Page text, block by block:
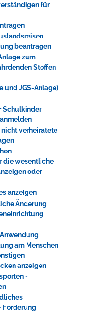
für
beantragen
zum
Stoffen
und JGS-Anlage)
Schulkinder
verheiratete
die wesentliche
oder
anzeigen
Änderung
am Menschen
anzeigen
-
Förderung